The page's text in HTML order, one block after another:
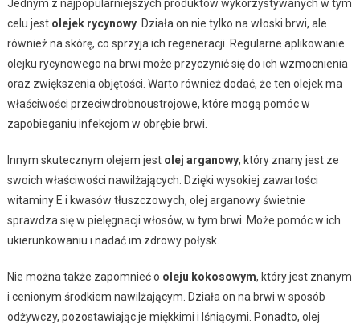
Jednym z najpopularniejszych produktów wykorzystywanych w tym
celu jest olejek rycynowy. Działa on nie tylko na włoski brwi, ale
również na skórę, co sprzyja ich regeneracji. Regularne aplikowanie
olejku rycynowego na brwi może przyczynić się do ich wzmocnienia
oraz zwiększenia objętości. Warto również dodać, że ten olejek ma
właściwości przeciwdrobnoustrojowe, które mogą pomóc w
zapobieganiu infekcjom w obrębie brwi.
Innym skutecznym olejem jest olej arganowy, który znany jest ze
swoich właściwości nawilżających. Dzięki wysokiej zawartości
witaminy E i kwasów tłuszczowych, olej arganowy świetnie
sprawdza się w pielęgnacji włosów, w tym brwi. Może pomóc w ich
ukierunkowaniu i nadać im zdrowy połysk.
Nie można także zapomnieć o oleju kokosowym, który jest znanym
i cenionym środkiem nawilżającym. Działa on na brwi w sposób
odżywczy, pozostawiając je miękkimi i lśniącymi. Ponadto, olej